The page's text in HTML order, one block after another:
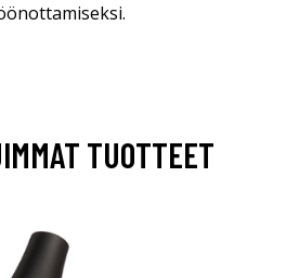
TUOTTEET